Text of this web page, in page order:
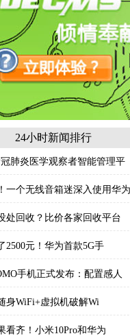
24小时新闻排行
冠肺炎医学观察者智能管理平
一个无线音箱迷深入使用华为
处回收？比价各家回收平台
2500元！华为首款5G手
手机正式发布：配置感人
身WiFi+虚拟机破解Wi
看齐！小米10Pro和华为